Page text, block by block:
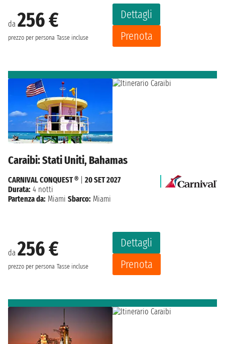
da 256 €
prezzo per persona Tasse incluse
Dettagli
Prenota
Caraibi: Stati Uniti, Bahamas
da 256 €
prezzo per persona Tasse incluse
Dettagli
Prenota
CARNIVAL CONQUEST ®
20 SET 2027
Durata: 4 notti
Partenza da: Miami Sbarco: Miami